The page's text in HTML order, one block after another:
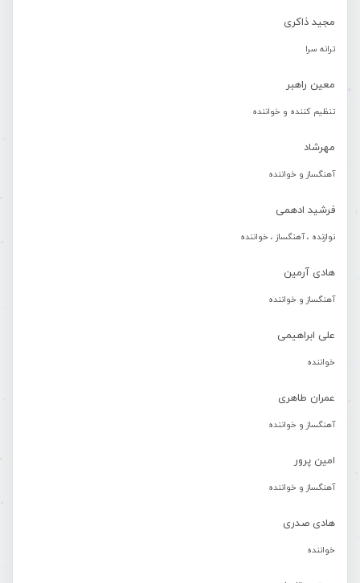
مجید ذاکری
ترانه سرا
معین راهبر
تنظیم کننده و خواننده
مهرشاد
آهنگساز و خواننده
فرشید ادهمی
نوازنده ، آهنگساز ، خواننده
هادی آرمین
آهنگساز و خواننده
علی ابراهیمی
خواننده
عمران طاهری
آهنگساز و خواننده
امین پرور
آهنگساز و خواننده
هادی صدری
خواننده